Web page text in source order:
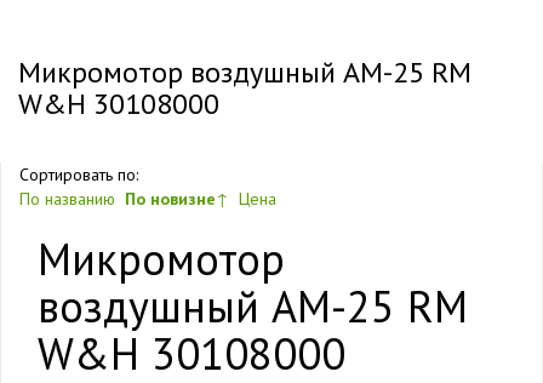
Микромотор воздушный AM-25 RM
W&H 30108000
Сортировать по:
По названию По новизне↑ Цена
Микромотор
воздушный AM-25 RM
W&H 30108000